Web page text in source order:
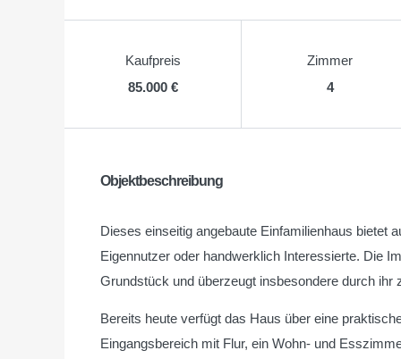
Kaufpreis
85.000 €
Zimmer
4
Objektbeschreibung
Dieses einseitig angebaute Einfamilienhaus bietet
Eigennutzer oder handwerklich Interessierte. Die
Grundstück und überzeugt insbesondere durch ihr
Bereits heute verfügt das Haus über eine
Eingangsbereich mit Flur, ein Wohn- und